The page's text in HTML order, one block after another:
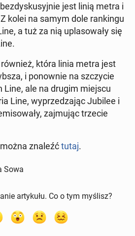
jest linią metra i
kolei na samym dole ran­kin­gu
a tuż za nią upla­so­wa­ły się
która linia metra jest
i po­now­nie na szczy­cie
Line, ale na drugim miejscu
Line, wy­prze­dza­jąc Jubilee i
zaj­mu­jąc trzecie
znaleźćtutaj.
Sowa
artykułu. Co o tym myślisz?